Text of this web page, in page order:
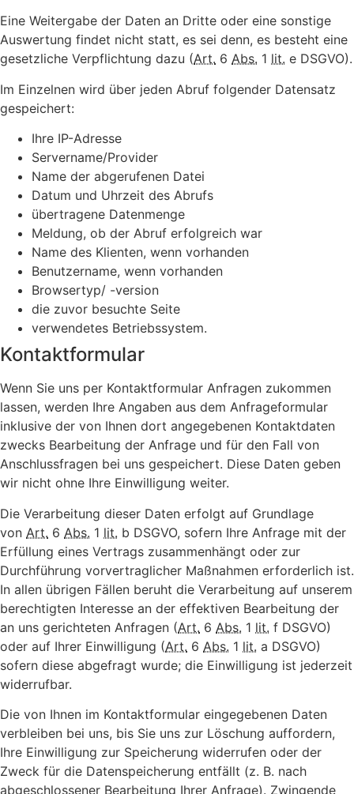
Eine Weitergabe der Daten an Dritte oder eine sonstige
Auswertung findet nicht statt, es sei denn, es besteht eine
gesetzliche Verpflichtung dazu (Art. 6 Abs. 1 lit. e DSGVO).
Im Einzelnen wird über jeden Abruf folgender Datensatz
gespeichert:
Ihre IP-Adresse
Servername/Provider
Name der abgerufenen Datei
Datum und Uhrzeit des Abrufs
übertragene Datenmenge
Meldung, ob der Abruf erfolgreich war
Name des Klienten, wenn vorhanden
Benutzername, wenn vorhanden
Browsertyp/ -version
die zuvor besuchte Seite
verwendetes Betriebssystem.
Kontaktformular
Wenn Sie uns per Kontaktformular Anfragen zukommen
lassen, werden Ihre Angaben aus dem Anfrageformular
inklusive der von Ihnen dort angegebenen Kontaktdaten
zwecks Bearbeitung der Anfrage und für den Fall von
Anschlussfragen bei uns gespeichert. Diese Daten geben
wir nicht ohne Ihre Einwilligung weiter.
Die Verarbeitung dieser Daten erfolgt auf Grundlage
von Art. 6 Abs. 1 lit. b DSGVO, sofern Ihre Anfrage mit der
Erfüllung eines Vertrags zusammenhängt oder zur
Durchführung vorvertraglicher Maßnahmen erforderlich ist.
In allen übrigen Fällen beruht die Verarbeitung auf unserem
berechtigten Interesse an der effektiven Bearbeitung der
an uns gerichteten Anfragen (Art. 6 Abs. 1 lit. f DSGVO)
oder auf Ihrer Einwilligung (Art. 6 Abs. 1 lit. a DSGVO)
sofern diese abgefragt wurde; die Einwilligung ist jederzeit
widerrufbar.
Die von Ihnen im Kontaktformular eingegebenen Daten
verbleiben bei uns, bis Sie uns zur Löschung auffordern,
Ihre Einwilligung zur Speicherung widerrufen oder der
Zweck für die Datenspeicherung entfällt (z. B. nach
abgeschlossener Bearbeitung Ihrer Anfrage). Zwingende